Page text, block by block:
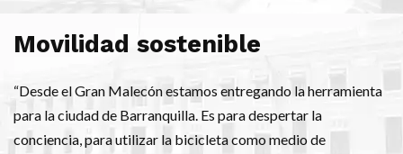
Movilidad sostenible
“Desde el Gran Malecón estamos entregando la herramienta
para la ciudad de Barranquilla. Es para despertar la
conciencia, para utilizar la bicicleta como medio de